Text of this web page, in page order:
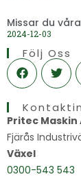
Missar du
2024-12-03
Följ Oss
F
a
c
b
o
o
k
T
w
i
t
e
r
Pritec Maskin
Fjärås
Växel
0300-543 543